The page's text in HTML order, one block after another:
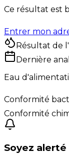
Ce résultat est
Entrer mon
Résultat de
Dernière
Eau
Conformité
Conformité
Soyez